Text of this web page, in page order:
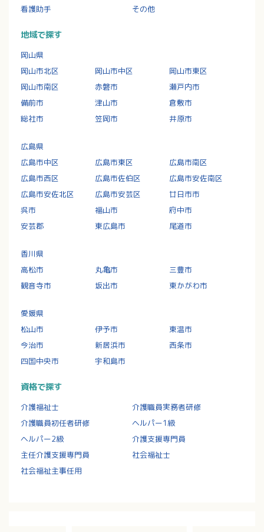
看護助手
その他
地域で探す
岡山県
岡山市北区
岡山市中区
岡山市東区
岡山市南区
赤磐市
瀬戸内市
備前市
津山市
倉敷市
総社市
笠岡市 井原市
広島県
広島市中区
広島市東区
広島市南区
広島市西区
広島市佐伯区
広島市安佐南区
広島市安佐北区
広島市安芸区
廿日市市
呉市
福山市
府中市
安芸郡
東広島市 尾道市
香川県
高松市
丸亀市
三豊市
観音寺市
坂出市 東かがわ市
愛媛県
松山市
伊予市
東温市
今治市
新居浜市
西条市
四国中央市
宇和島市
資格で探す
介護福祉士
介護職員実務者研修
介護職員初任者研修
ヘルパー1級
ヘルパー2級
介護支援専門員
主任介護支援専門員
社会福祉士
社会福祉主事任用